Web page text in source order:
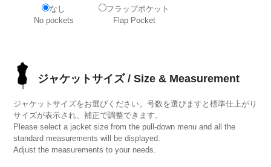
なし
No pockets
フラップポケット
Flap Pocket
ジャケットサイズ / Size & Measurement
ジャケットサイズをお選びください。号数を選びますと標準仕上がり
サイズが表示され、補正で調整できます。
Please select a jacket size from the pull-down menu and all the
standard measurements will be displayed.
Adjust the measurements to your needs.